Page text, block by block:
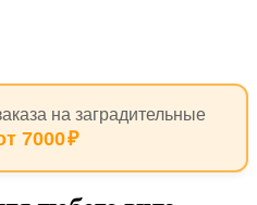
на заградительные
7000